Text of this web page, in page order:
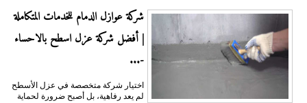
شركة عوازل الدمام للخدمات المتكاملة
| أفضل شركة عزل اسطح بالاحساء
-...
اختيار شركة متخصصة في عزل الأسطح
لم يعد رفاهية، بل أصبح ضرورة لحماية